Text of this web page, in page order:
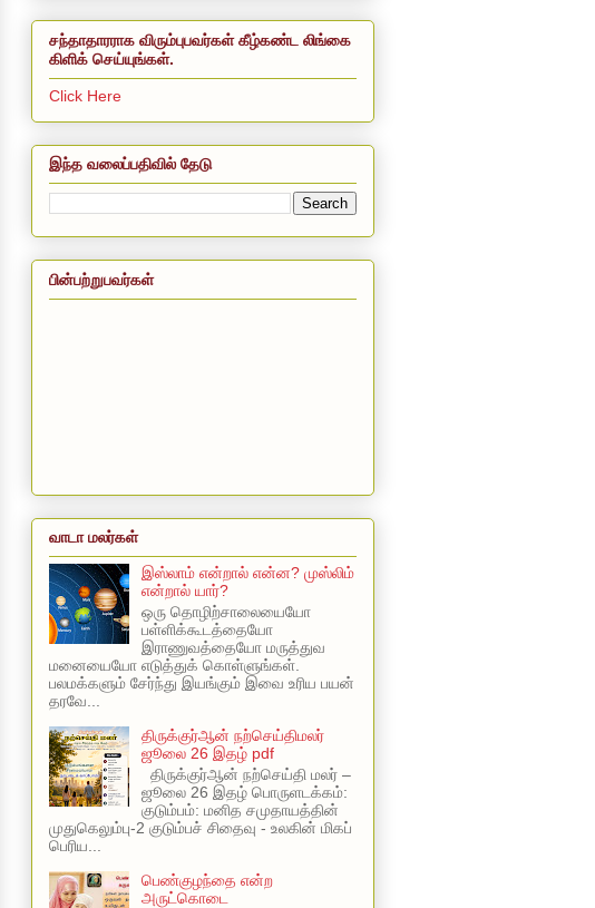
சந்தாதாரராக விரும்புபவர்கள் கீழ்கண்ட லிங்கை
கிளிக் செய்யுங்கள்.
Click Here
இந்த வலைப்பதிவில் தேடு
பின்பற்றுபவர்கள்
வாடா மலர்கள்
இஸ்லாம் என்றால் என்ன? முஸ்லிம்
என்றால் யார்?
ஒரு தொழிற்சாலையையோ
பள்ளிக்கூடத்தையோ
இராணுவத்தையோ மருத்துவ
மனையையோ எடுத்துக் கொள்ளுங்கள்.
பலமக்களும் சேர்ந்து இயங்கும் இவை உரிய பயன்
தரவே...
திருக்குர்ஆன் நற்செய்திமலர்
ஜூலை 26 இதழ் pdf
திருக்குர்ஆன் நற்செய்தி மலர் –
ஜூலை 26 இதழ் பொருளடக்கம்:
குடும்பம்: மனித சமுதாயத்தின்
முதுகெலும்பு-2 குடும்பச் சிதைவு - உலகின் மிகப்
பெரிய...
பெண்குழந்தை என்ற
அருட்கொடை